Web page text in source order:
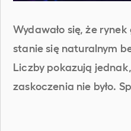
Wydawało się, że
stanie się naturalnym
Liczby pokazują
zaskoczenia nie było.